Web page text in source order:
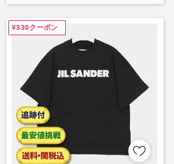
¥330クーポン